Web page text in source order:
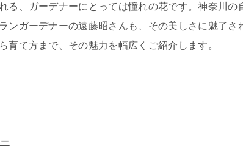
る、ガーデナーにとっては憧れの花です。神奈川の
ンガーデナーの遠藤昭さんも、その美しさに魅了さ
育て方まで、その魅力を幅広くご紹介します。